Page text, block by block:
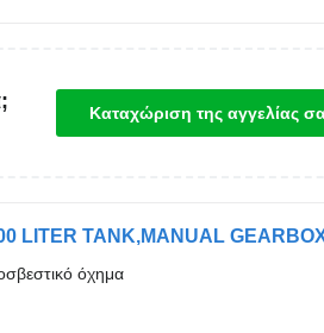
Καταχώριση της αγγελίας
LITER TANK,MANUAL
όχημα